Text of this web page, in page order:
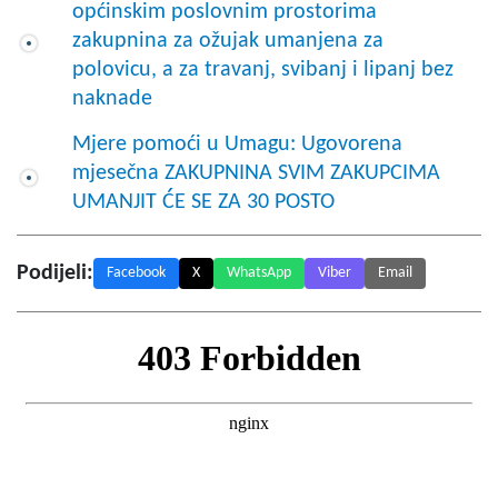
općinskim poslovnim prostorima
zakupnina za ožujak umanjena za
polovicu, a za travanj, svibanj i lipanj bez
naknade
Mjere pomoći u Umagu: Ugovorena
mjesečna ZAKUPNINA SVIM ZAKUPCIMA
UMANJIT ĆE SE ZA 30 POSTO
Podijeli: Facebook X WhatsApp Viber Email